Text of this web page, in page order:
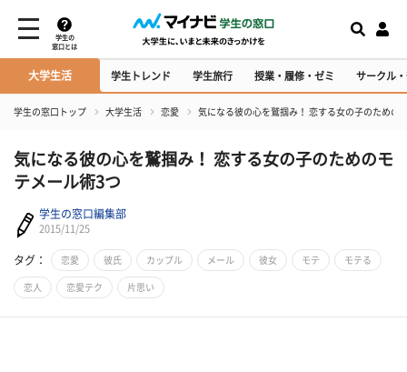
学生の
窓口とは
大学生活 学生トレンド 学生旅行 授業・履修・ゼミ サークル
学生の窓口トップ 大学生活 恋愛 気になる彼の心を鷲掴み！ 恋する女の子のための
気になる彼の心を鷲掴み！ 恋する女の子のためのモ
テメール術3つ
学生の窓口編集部
2015/11/25
タグ： 恋愛 彼氏 カップル メール 彼女 モテ モテる
恋人 恋愛テク 片思い